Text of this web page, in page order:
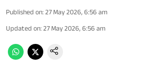
Published on: 27 May 2026, 6:56 am
Updated on: 27 May 2026, 6:56 am